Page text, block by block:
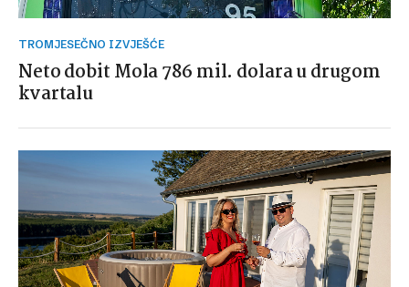
TROMJESEČNO IZVJEŠĆE
Neto dobit Mola 786 mil. dolara u drugom
kvartalu